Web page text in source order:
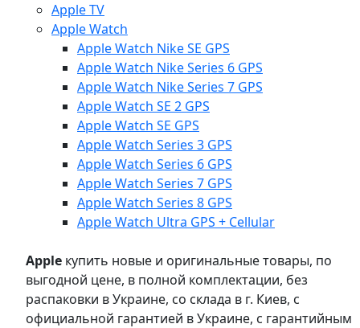
Apple TV
Apple Watch
Apple Watch Nike SE GPS
Apple Watch Nike Series 6 GPS
Apple Watch Nike Series 7 GPS
Apple Watch SE 2 GPS
Apple Watch SE GPS
Apple Watch Series 3 GPS
Apple Watch Series 6 GPS
Apple Watch Series 7 GPS
Apple Watch Series 8 GPS
Apple Watch Ultra GPS + Cellular
Apple купить новые и оригинальные товары, по
выгодной цене, в полной комплектации, без
распаковки в Украине, со склада в г. Киев, с
официальной гарантией в Украине, с гарантийным